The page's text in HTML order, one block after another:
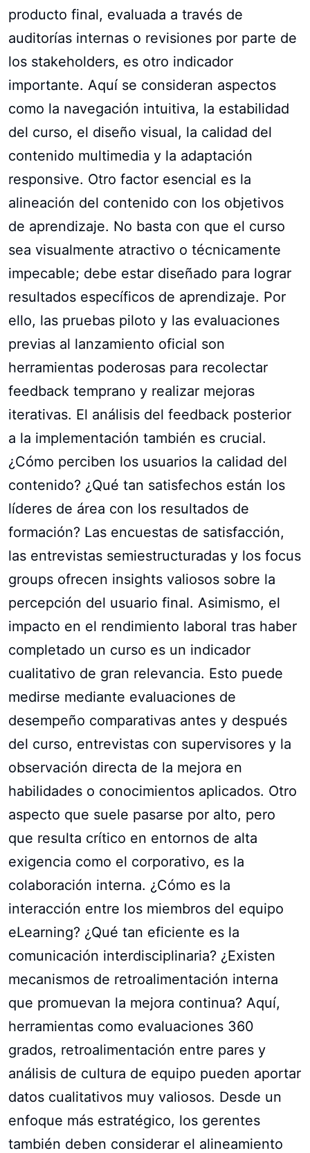
producto final, evaluada a través de
auditorías internas o revisiones por parte de
los stakeholders, es otro indicador
importante. Aquí se consideran aspectos
como la navegación intuitiva, la estabilidad
del curso, el diseño visual, la calidad del
contenido multimedia y la adaptación
responsive. Otro factor esencial es la
alineación del contenido con los objetivos
de aprendizaje. No basta con que el curso
sea visualmente atractivo o técnicamente
impecable; debe estar diseñado para lograr
resultados específicos de aprendizaje. Por
ello, las pruebas piloto y las evaluaciones
previas al lanzamiento oficial son
herramientas poderosas para recolectar
feedback temprano y realizar mejoras
iterativas. El análisis del feedback posterior
a la implementación también es crucial.
¿Cómo perciben los usuarios la calidad del
contenido? ¿Qué tan satisfechos están los
líderes de área con los resultados de
formación? Las encuestas de satisfacción,
las entrevistas semiestructuradas y los focus
groups ofrecen insights valiosos sobre la
percepción del usuario final. Asimismo, el
impacto en el rendimiento laboral tras haber
completado un curso es un indicador
cualitativo de gran relevancia. Esto puede
medirse mediante evaluaciones de
desempeño comparativas antes y después
del curso, entrevistas con supervisores y la
observación directa de la mejora en
habilidades o conocimientos aplicados. Otro
aspecto que suele pasarse por alto, pero
que resulta crítico en entornos de alta
exigencia como el corporativo, es la
colaboración interna. ¿Cómo es la
interacción entre los miembros del equipo
eLearning? ¿Qué tan eficiente es la
comunicación interdisciplinaria? ¿Existen
mecanismos de retroalimentación interna
que promuevan la mejora continua? Aquí,
herramientas como evaluaciones 360
grados, retroalimentación entre pares y
análisis de cultura de equipo pueden aportar
datos cualitativos muy valiosos. Desde un
enfoque más estratégico, los gerentes
también deben considerar el alineamiento